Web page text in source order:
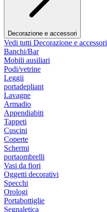
Decorazione e accessori
Vedi tutti Decorazione e accessori
Banchi/Bar
Mobili ausiliari
Podi/vetrine
Leggii
portadepliant
Lavagne
Armadio
Appendiabiti
Tappeti
Cuscini
Coperte
Schermi
portaombrelli
Vasi da fiori
Oggetti decorativi
Specchi
Orologi
Portabottiglie
Segnaletica